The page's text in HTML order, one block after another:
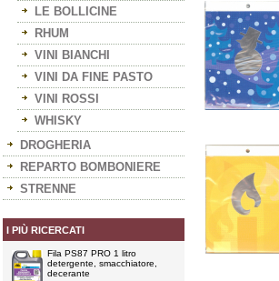
LE BOLLICINE
RHUM
VINI BIANCHI
VINI DA FINE PASTO
VINI ROSSI
WHISKY
DROGHERIA
REPARTO BOMBONIERE
STRENNE
I PIÙ RICERCATI
Fila PS87 PRO 1 litro
detergente, smacchiatore,
decerante